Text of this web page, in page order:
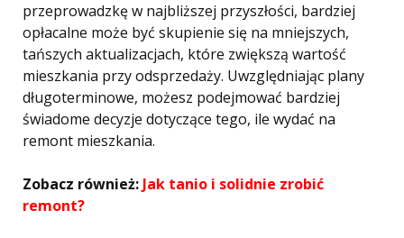
przeprowadzkę w najbliższej przyszłości, bardziej
opłacalne może być skupienie się na mniejszych,
tańszych aktualizacjach, które zwiększą wartość
mieszkania przy odsprzedaży. Uwzględniając plany
długoterminowe, możesz podejmować bardziej
świadome decyzje dotyczące tego, ile wydać na
remont mieszkania.
Zobacz również: Jak tanio i solidnie zrobić
remont?